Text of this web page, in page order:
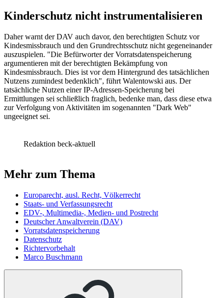
Kinderschutz nicht instrumentalisieren
Daher warnt der DAV auch davor, den berechtigten Schutz vor
Kindesmissbrauch und den Grundrechtsschutz nicht gegeneinander
auszuspielen. "Die Befürworter der Vorratsdatenspeicherung
argumentieren mit der berechtigten Bekämpfung von
Kindesmissbrauch. Dies ist vor dem Hintergrund des tatsächlichen
Nutzens zumindest bedenklich", führt Walentowski aus. Der
tatsächliche Nutzen einer IP-Adressen-Speicherung bei
Ermittlungen sei schließlich fraglich, bedenke man, dass diese etwa
zur Verfolgung von Aktivitäten im sogenannten "Dark Web"
ungeeignet sei.
Redaktion beck-aktuell
Mehr zum Thema
Europarecht, ausl. Recht, Völkerrecht
Staats- und Verfassungsrecht
EDV-, Multimedia-, Medien- und Postrecht
Deutscher Anwaltverein (DAV)
Vorratsdatenspeicherung
Datenschutz
Richtervorbehalt
Marco Buschmann